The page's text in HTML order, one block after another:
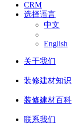
CRM
选择语言
中文
English
关于我们
装修建材知识
装修建材百科
联系我们